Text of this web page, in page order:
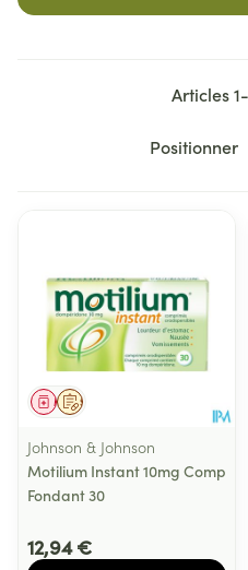
Articles1-
Trier par:
Sur prescription
Médicament
Johnson & Johnson
Motilium Instant 10mg Comp
Fondant 30
12,94 €